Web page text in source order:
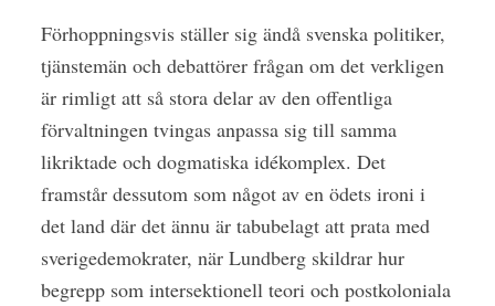
Förhoppningsvis ställer sig ändå svenska politiker,
tjänstemän och debattörer frågan om det verkligen
är rimligt att så stora delar av den offentliga
förvaltningen tvingas anpassa sig till samma
likriktade och dogmatiska idékomplex. Det
framstår dessutom som något av en ödets ironi i
det land där det ännu är tabubelagt att prata med
sverigedemokrater, när Lundberg skildrar hur
begrepp som intersektionell teori och postkoloniala